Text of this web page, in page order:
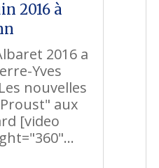
2016 à
2016 a
Yves
nouvelles
aux
[video